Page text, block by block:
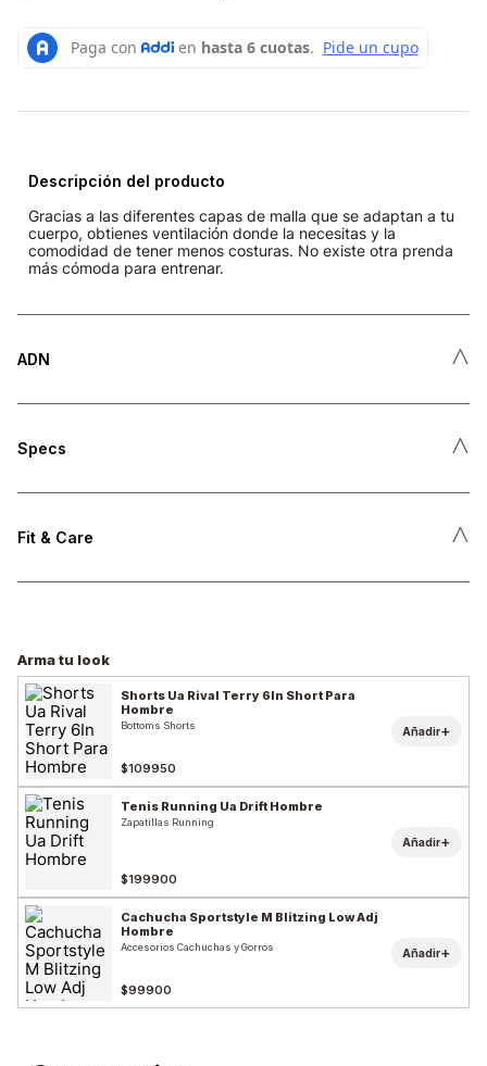
Descripción del producto
Gracias a las diferentes capas de malla que se adaptan a tu
cuerpo, obtienes ventilación donde la necesitas y la
comodidad de tener menos costuras. No existe otra prenda
más cómoda para entrenar.
ADN ˄
Specs ˄
Fit & Care ˄
Arma tu look
Shorts Ua Rival Terry 6In Short Para
Hombre
Bottoms Shorts
$109950
Añadir+
Tenis Running Ua Drift Hombre
Zapatillas Running
$199900
Añadir+
Cachucha Sportstyle M Blitzing Low Adj
Hombre
Accesorios Cachuchas y Gorros
$99900
Añadir+